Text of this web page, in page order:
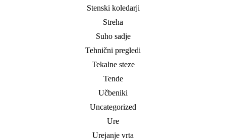
Stenski koledarji
Streha
Suho sadje
Tehnični pregledi
Tekalne steze
Tende
Učbeniki
Uncategorized
Ure
Urejanje vrta